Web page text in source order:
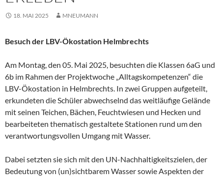
18. MAI 2025 MNEUMANN
Besuch der LBV-Ökostation Helmbrechts
Am Montag, den 05. Mai 2025, besuchten die Klassen 6aG und
6b im Rahmen der Projektwoche „Alltagskompetenzen“ die
LBV-Ökostation in Helmbrechts. In zwei Gruppen aufgeteilt,
erkundeten die Schüler abwechselnd das weitläufige Gelände
mit seinen Teichen, Bächen, Feuchtwiesen und Hecken und
bearbeiteten thematisch gestaltete Stationen rund um den
verantwortungsvollen Umgang mit Wasser.
Dabei setzten sie sich mit den UN-Nachhaltigkeitszielen, der
Bedeutung von (un)sichtbarem Wasser sowie Aspekten der